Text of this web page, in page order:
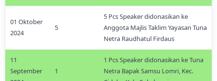
01 Oktober
2024
5
5 Pcs Speaker didonasikan ke
Anggota Majlis Taklim Yayasan Tuna
Netra Raudhatul Firdaus
11
September
1
1 Pcs Speaker didonasikan ke Tuna
Netra Bapak Samsu Lomri, Kec.